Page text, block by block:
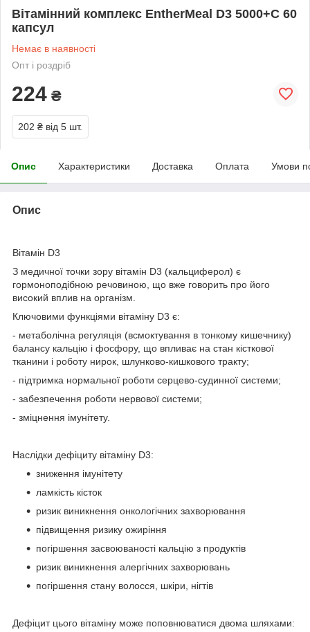
Вітамінний комплекс EntherMeal D3 5000+С 60
капсул
Немає в наявності
Опт і роздріб
224 ₴
202 ₴ від 5 шт.
Опис Характеристики Доставка Оплата Умови
Опис
Вітамін D3
З медичної точки зору вітамін D3 (кальциферол) є
гормоноподібною речовиною, що вже говорить про його
високий вплив на організм.
Ключовими функціями вітаміну D3 є:
- метаболічна регуляція (всмоктування в тонкому кишечнику)
балансу кальцію і фосфору, що впливає на стан кісткової
тканини і роботу нирок, шлунково-кишкового тракту;
- підтримка нормальної роботи серцево-судинної системи;
- забезпечення роботи нервової системи;
- зміцнення імунітету.
Наслідки дефіциту вітаміну D3:
зниження імунітету
ламкість кісток
ризик виникнення онкологічних захворювання
підвищення ризику ожиріння
погіршення засвоюваності кальцію з продуктів
ризик виникнення алергічних захворювань
погіршення стану волосся, шкіри, нігтів
Дефіцит цього вітаміну може поповнюватися двома шляхами: